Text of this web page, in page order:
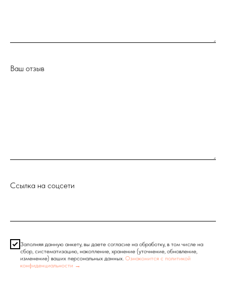
Ваш отзыв
Ссылка на соцсети
Заполняя данную анкету, вы даете согласие на обработку, в том числе на
сбор, систематизацию, накопление, хранение (уточнение, обновление,
изменение) ваших персональных данных. Ознакомится с политикой
конфиденциальности →